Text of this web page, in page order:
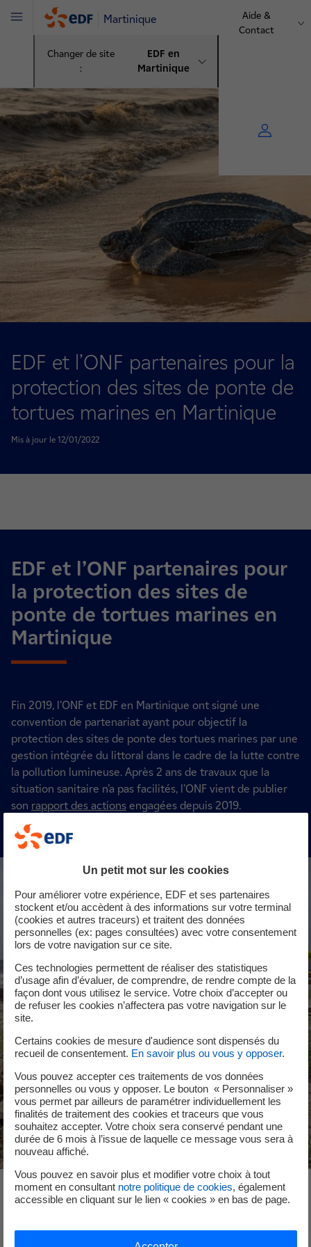
Martinique
Changer de site
:
EDF en
Martinique
Aide &
Contact
Menu
EDF et l’ONF partenaires pour la
protection des sites de ponte de
tortues marines en Martinique
Mis à jour le 12/01/2022
EDF et l’ONF partenaires pour
la protection des sites de
ponte de tortues marines en
Martinique
Fin 2019, l’ONF et EDF en Martinique ont signé une
convention de partenariat ayant pour objectif la
protection des sites de ponte des tortues marines par une
gestion intégrée du littoral dans le cadre de la lutte contre
la pollution lumineuse. Après 2 ans de travaux que la
situation sanitaire n’a pas facilités, l’ONF vient de publier
son rapport des actions engagées depuis 2019.
Un petit mot sur les cookies
Pour améliorer votre expérience, EDF et ses partenaires
stockent et/ou accèdent à des informations sur votre terminal
(cookies et autres traceurs) et traitent des données
personnelles (ex: pages consultées) avec votre consentement
lors de votre navigation sur ce site.
Ces technologies permettent de réaliser des statistiques
d’usage afin d’évaluer, de comprendre, de rendre compte de la
façon dont vous utilisez le service. Votre choix d’accepter ou
de refuser les cookies n’affectera pas votre navigation sur le
site.
Certains cookies de mesure d'audience sont dispensés du
recueil de consentement. En savoir plus ou vous y opposer.
Vous pouvez accepter ces traitements de vos données
personnelles ou vous y opposer. Le bouton « Personnaliser »
vous permet par ailleurs de paramétrer individuellement les
finalités de traitement des cookies et traceurs que vous
souhaitez accepter. Votre choix sera conservé pendant une
durée de 6 mois à l’issue de laquelle ce message vous sera à
nouveau affiché.
Vous pouvez en savoir plus et modifier votre choix à tout
moment en consultant notre politique de cookies, également
accessible en cliquant sur le lien « cookies » en bas de page.